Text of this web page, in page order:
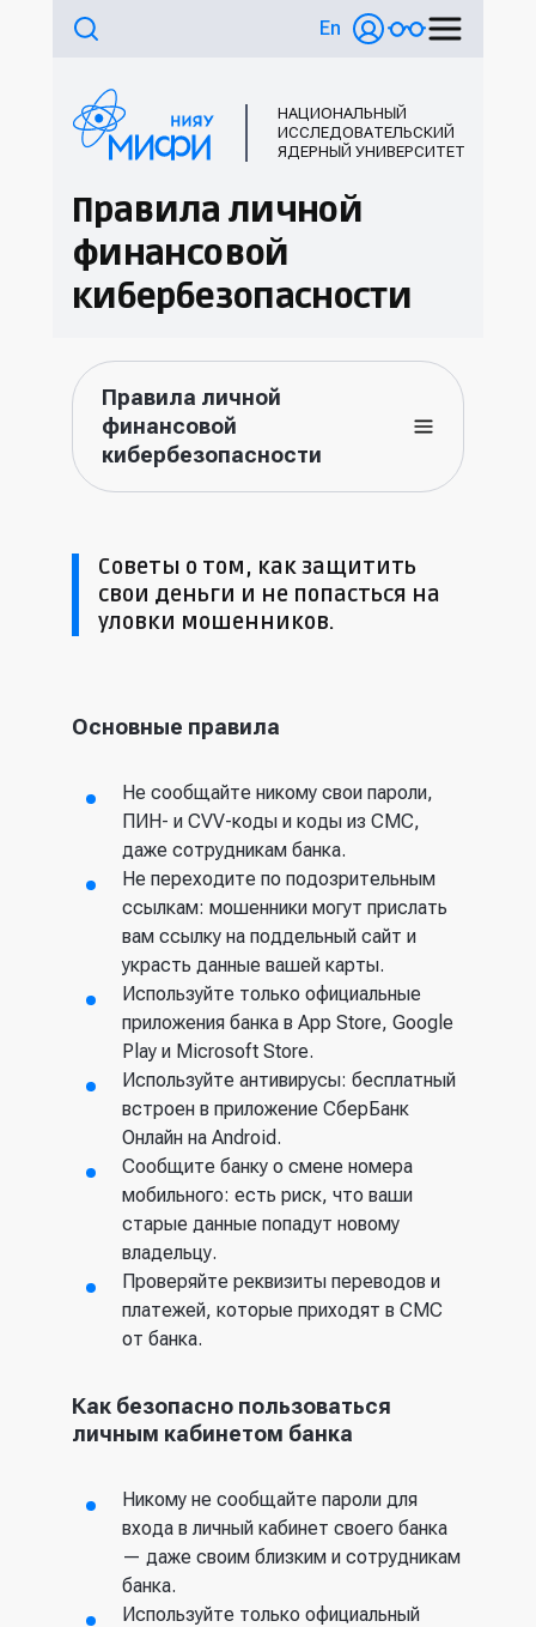
En
НАЦИОНАЛЬНЫЙ
ИССЛЕДОВАТЕЛЬСКИЙ
ЯДЕРНЫЙ УНИВЕРСИТЕТ
Правила личной
финансовой
кибербезопасности
Советы о том, как защитить
свои деньги и не попасться на
уловки мошенников.
Основные правила
Не сообщайте никому свои пароли,
ПИН- и CVV-коды и коды из СМС,
даже сотрудникам банка.
Не переходите по подозрительным
ссылкам: мошенники могут прислать
вам ссылку на поддельный сайт и
украсть данные вашей карты.
Используйте только официальные
приложения банка в App Store, Google
Play и Microsoft Store.
Используйте антивирусы: бесплатный
встроен в приложение СберБанк
Онлайн на Android.
Сообщите банку о смене номера
мобильного: есть риск, что ваши
старые данные попадут новому
владельцу.
Проверяйте реквизиты переводов и
платежей, которые приходят в СМС
от банка.
Как безопасно пользоваться
личным кабинетом банка
Никому не сообщайте пароли для
входа в личный кабинет своего банка
— даже своим близким и сотрудникам
банка.
Используйте только официальный
Правила личной
финансовой
кибербезопасности